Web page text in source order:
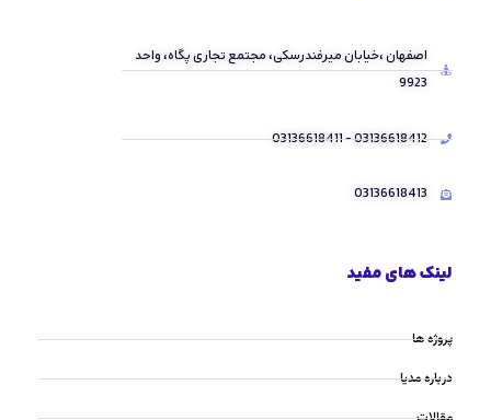
اصفهان ،خیابان میرفندرسکی، مجتمع تجاری پگاه، واحد
9923
03136618412 - 03136618411
03136618413
لینک های مفید
پروژه ها
درباره مدیا